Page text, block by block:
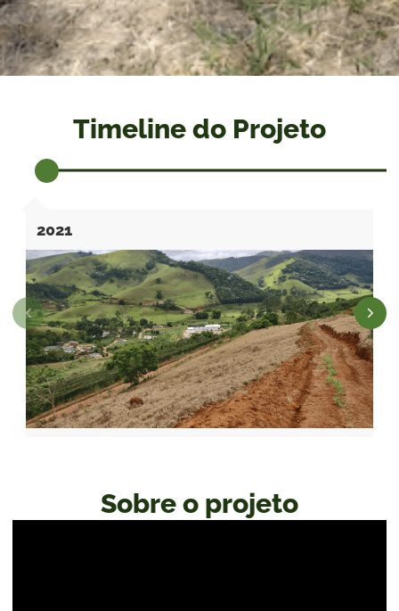
Timeline do Projeto
2021
Sobre o projeto